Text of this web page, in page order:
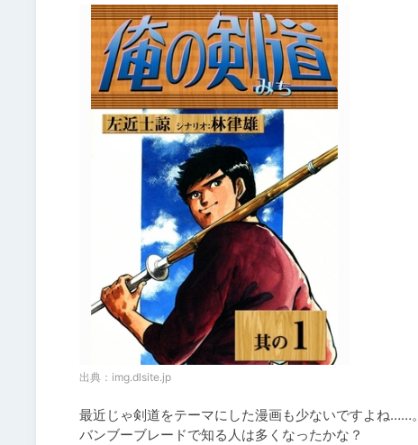
出典： img.dlsite.jp
最近じゃ剣道をテーマにした漫画も少ないですよね……。
バンブーブレードで知る人は多くなったかな？